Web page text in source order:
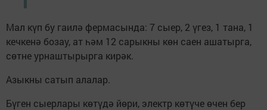
Мал күп бу гаилә фермасында: 7 сыер, 2 үгез, 1 тана, 1
кечкенә бозау, ат һәм 12 сарыкны көн саен ашатырга,
сөтне урнаштырырга кирәк.
Азыкны сатып алалар.
Бүген сыерлары көтүдә йөри, электр көтүче өчен бер